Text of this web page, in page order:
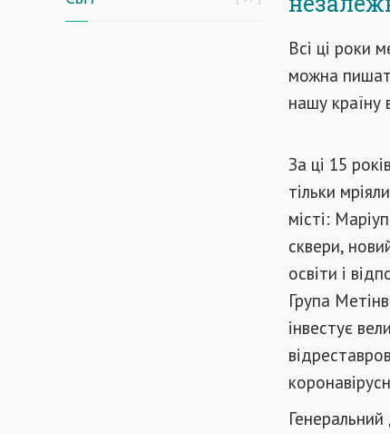
Всі ці роки
можна
нашу країну
За ці 15
тільки
місті:
сквери,
освіти і
Група
інвестує